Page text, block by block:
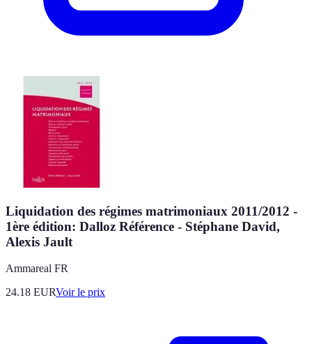
Liquidation des régimes matrimoniaux 2011/2012 -
1ère édition: Dalloz Référence - Stéphane David,
Alexis Jault
Ammareal FR
24.18 EURVoir le prix